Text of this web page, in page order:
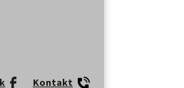
Kontakt